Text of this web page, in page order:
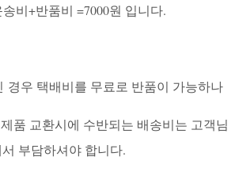
비+반품비 =7000원 입니다.
경우 택배비를 무료로 반품이 가능하나
품 교환시에 수반되는 배송비는 고객님
부담하셔야 합니다.